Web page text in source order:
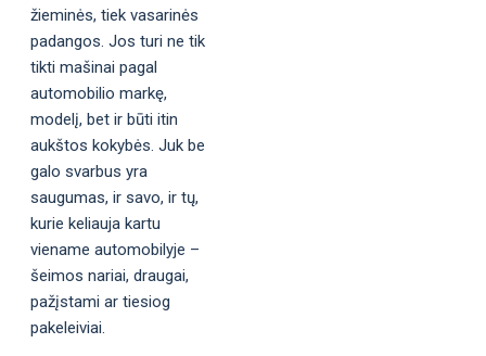
žieminės, tiek vasarinės
padangos. Jos turi ne tik
tikti mašinai pagal
automobilio markę,
modelį, bet ir būti itin
aukštos kokybės. Juk be
galo svarbus yra
saugumas, ir savo, ir tų,
kurie keliauja kartu
viename automobilyje –
šeimos nariai, draugai,
pažįstami ar tiesiog
pakeleiviai.